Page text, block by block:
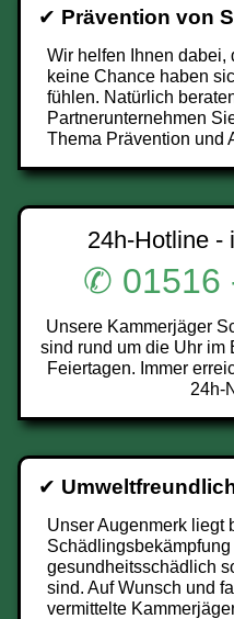
✔ Prävention von
Wir helfen Ihnen dabei,
keine Chance haben
fühlen. Natürlich
Partnerunternehmen
Thema Prävention und
24h-Hotline -
✆ 01516
Unsere Kammerjäger
sind rund um die Uhr im
Feiertagen. Immer
24h-
✔
Unser Augenmerk liegt
gesundheitsschädlich
sind. Auf Wunsch und
vermittelte